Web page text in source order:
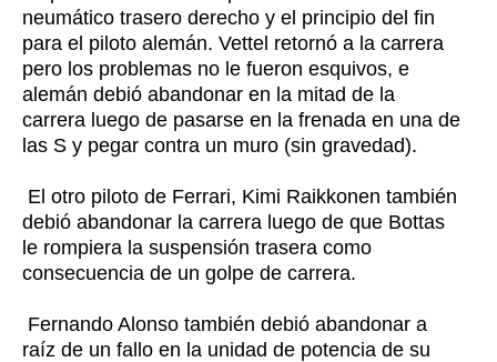
neumático trasero derecho y el principio del fin
para el piloto alemán. Vettel retornó a la carrera
pero los problemas no le fueron esquivos, e
alemán debió abandonar en la mitad de la
carrera luego de pasarse en la frenada en una de
las S y pegar contra un muro (sin gravedad).
El otro piloto de Ferrari, Kimi Raikkonen también
debió abandonar la carrera luego de que Bottas
le rompiera la suspensión trasera como
consecuencia de un golpe de carrera.
Fernando Alonso también debió abandonar a
raíz de un fallo en la unidad de potencia de su